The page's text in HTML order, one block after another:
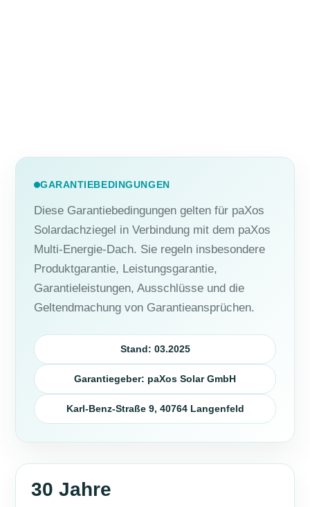
GARANTIEBEDINGUNGEN
Diese Garantiebedingungen gelten für paXos
Solardachziegel in Verbindung mit dem paXos
Multi-Energie-Dach. Sie regeln insbesondere
Produktgarantie, Leistungsgarantie,
Garantieleistungen, Ausschlüsse und die
Geltendmachung von Garantieansprüchen.
Stand: 03.2025
Garantiegeber: paXos Solar GmbH
Karl-Benz-Straße 9, 40764 Langenfeld
30 Jahre